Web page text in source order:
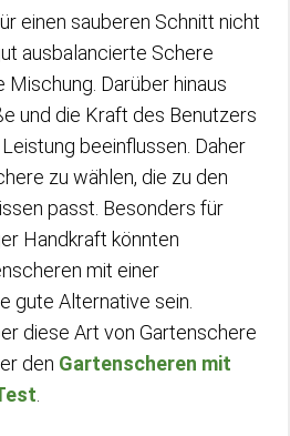
einen sauberen Schnitt nicht
ausbalancierte Schere
Darüber hinaus
und die Kraft des Benutzers
beeinflussen. Daher
zu wählen, die zu den
passt. Besonders für
Handkraft könnten
mit einer
gute Alternative sein.
diese Art von Gartenschere
den Gartenscheren mit